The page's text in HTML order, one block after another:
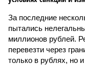
За последние
пытались
миллионов рублей.
перевезти через
только в рублях, но